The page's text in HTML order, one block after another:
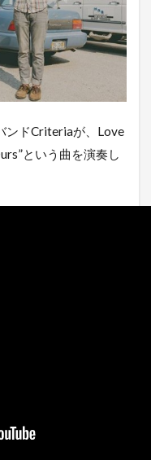
ンドCriteriaが、Love
という曲を演奏し